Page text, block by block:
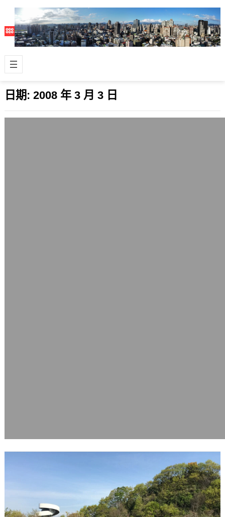
日期: 2008 年 3 月 3 日